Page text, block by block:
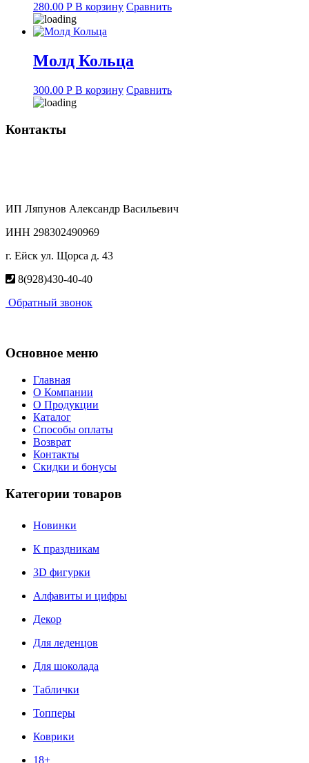
280.00 Р В корзину Сравнить
Молд Кольца
300.00 Р В корзину Сравнить
Контакты
ИП Ляпунов Александр Васильевич
ИНН 298302490969
г. Ейск ул. Щорса д. 43
8(928)430-40-40
Обратный звонок
Основное меню
Главная
О Компании
О Продукции
Каталог
Способы оплаты
Возврат
Контакты
Скидки и бонусы
Категории товаров
Новинки
К праздникам
3D фигурки
Алфавиты и цифры
Декор
Для леденцов
Для шоколада
Таблички
Топперы
Коврики
18+